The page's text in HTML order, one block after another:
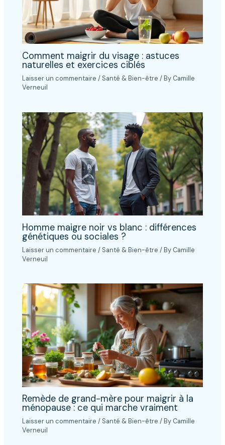
Comment maigrir du visage : astuces
naturelles et exercices ciblés
Laisser un commentaire / Santé & Bien-être / By Camille
Verneuil
Homme maigre noir vs blanc : différences
génétiques ou sociales ?
Laisser un commentaire / Santé & Bien-être / By Camille
Verneuil
Remède de grand-mère pour maigrir à la
ménopause : ce qui marche vraiment
Laisser un commentaire / Santé & Bien-être / By Camille
Verneuil